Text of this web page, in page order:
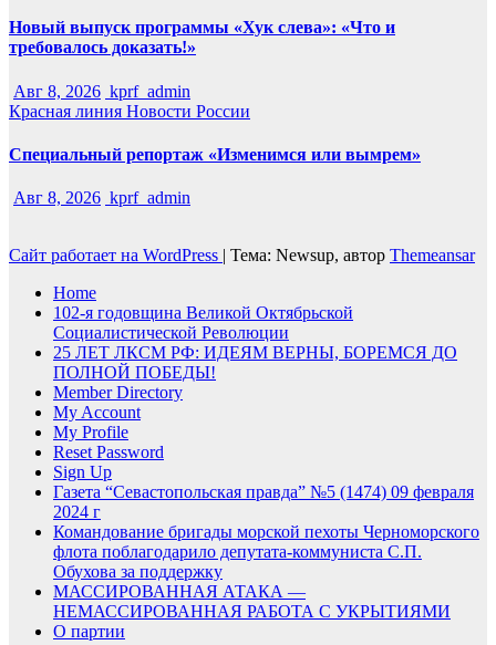
Новый выпуск программы «Хук слева»: «Что и
требовалось доказать!»
Авг 8, 2026 kprf_admin
Красная линия Новости России
Специальный репортаж «Изменимся или вымрем»
Авг 8, 2026 kprf_admin
Сайт работает на WordPress | Тема: Newsup, автор Themeansar
Home
102-я годовщина Великой Октябрьской
Социалистической Революции
25 ЛЕТ ЛКСМ РФ: ИДЕЯМ ВЕРНЫ, БОРЕМСЯ ДО
ПОЛНОЙ ПОБЕДЫ!
Member Directory
My Account
My Profile
Reset Password
Sign Up
Газета “Севастопольская правда” №5 (1474) 09 февраля
2024 г
Командование бригады морской пехоты Черноморского
флота поблагодарило депутата-коммуниста С.П.
Обухова за поддержку
МАССИРОВАННАЯ АТАКА —
НЕМАССИРОВАННАЯ РАБОТА С УКРЫТИЯМИ
О партии